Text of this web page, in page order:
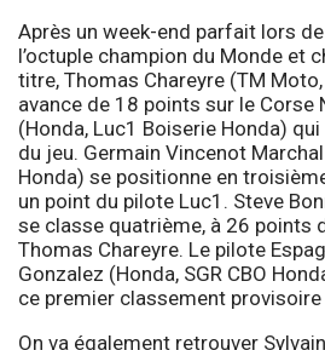
Après un week-end parfait lors
l’octuple champion du Monde et
titre, Thomas Chareyre (TM
avance de 18 points sur le Corse
(Honda, Luc1 Boiserie Honda)
du jeu. Germain Vincenot Marchal
Honda) se positionne en
un point du pilote Luc1. Steve
se classe quatrième, à 26 points
Thomas Chareyre. Le pilote
Gonzalez (Honda, SGR CBO
ce premier classement
On va également retrouver